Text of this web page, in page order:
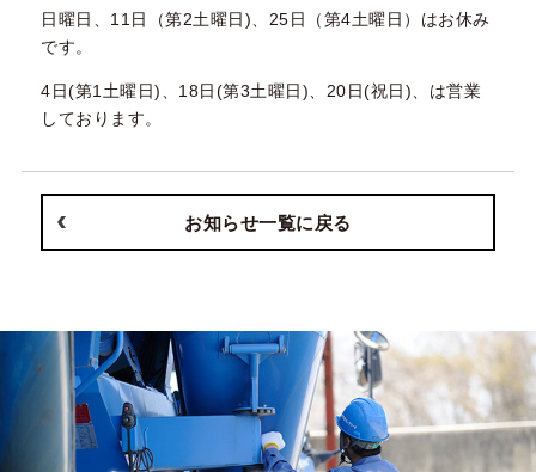
日曜日、11日（第2土曜日)、25日（第4土曜日）はお休み
です。
4日(第1土曜日)、18日(第3土曜日)、20日(祝日)、は営業
しております。
お知らせ一覧に戻る